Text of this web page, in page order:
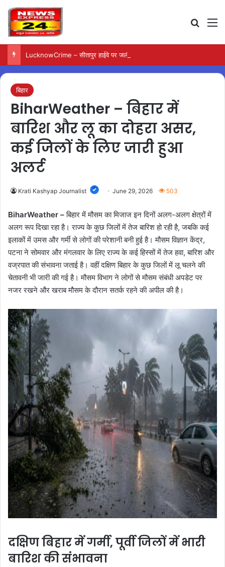
LucknowCrime – सीतापुर हाईवे पर जली कार से मिला युवक का शव
बिहार
BiharWeather – बिहार में
बारिश और लू का दोहरा असर,
कई जिलों के लिए जारी हुआ
अलर्ट
Krati Kashyap Journalist June 29, 2026 503
BiharWeather –बिहार में मौसम का मिजाज इन दिनों अलग-अलग क्षेत्रों में
अलग रूप दिखा रहा है। राज्य के कुछ जिलों में तेज बारिश हो रही है, जबकि कई
इलाकों में उमस और गर्मी से लोगों की परेशानी बनी हुई है। मौसम विज्ञान केंद्र,
पटना ने सोमवार और मंगलवार के लिए राज्य के कई हिस्सों में तेज हवा, बारिश और
वज्रपात की संभावना जताई है। वहीं दक्षिण बिहार के कुछ जिलों में लू चलने की
चेतावनी भी जारी की गई है। मौसम विभाग ने लोगों से मौसम संबंधी अपडेट पर
नजर रखने और खराब मौसम के दौरान सतर्क रहने की अपील की है।
दक्षिण बिहार में गर्मी, पूर्वी जिलों में भारी
बारिश की संभावना